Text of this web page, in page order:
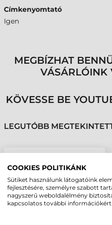
Címkenyomtató
Igen
MEGBÍZHAT
VÁSÁRLÓINK
KÖVESSE BE
LEGUTÓBB
KIT, ZQ320
COOKIES POLITIKÁNK
Sütiket használunk látogatóink
fejlesztésére, személyre szabott
nagyszerű weboldalélmény
kapcsolatos további